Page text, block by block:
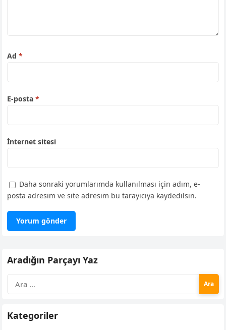
Ad*
E-posta*
İnternet sitesi
Daha sonraki yorumlarımda kullanılması için adım, e-
posta adresim ve site adresim bu tarayıcıya kaydedilsin.
Aradığın Parçayı Yaz
Kategoriler